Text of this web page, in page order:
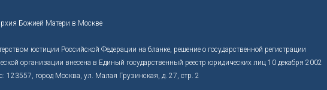
Божией Матери в Москве
юстиции Российской Федерации на бланке, решение о государственной регистрации
организации внесена в Единый государственный реестр юридических лиц 10 декабря 2002
город Москва, ул. Малая Грузинская, д. 27, стр. 2